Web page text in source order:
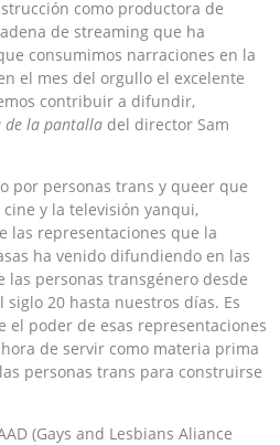
como productora de
de streaming que ha
consumimos narraciones en la
el mes del orgullo el excelente
contribuir a difundir,
de la pantalla del director Sam
por personas trans y queer que
y la televisión yanqui,
las representaciones que la
ha venido difundiendo en las
las personas transgénero desde
20 hasta nuestros días. Es
el poder de esas representaciones
de servir como materia prima
personas trans para construirse
(Gays and Lesbians Aliance